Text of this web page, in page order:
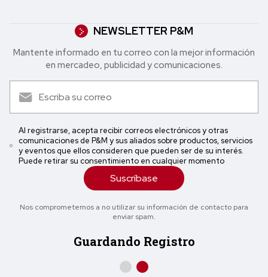
NEWSLETTER P&M
Mantente informado en tu correo con la mejor in formación
en mercadeo, publicidad y comunicaciones.
Al registrarse, acepta recibir correos electrónicos y otras
comunicaciones de P&M y sus aliados sobre productos, servicios
y eventos que ellos consideren que pueden ser de su interés.
Puede retirar su consentimiento en cualquier momento
Suscríbase
Nos comprometemos a no utilizar su información de contacto para
enviar spam.
Guardando Registro